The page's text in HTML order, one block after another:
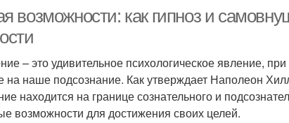
возможности: как гипноз и
– это удивительное психологическое явление,
на наше подсознание. Как утверждает Наполеон
находится на границе сознательного и
возможности для достижения своих целей.